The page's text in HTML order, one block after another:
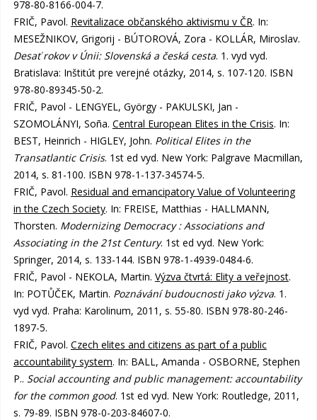
978-80-8166-004-7.
FRIČ, Pavol. Revitalizace občanského aktivismu v ČR. In:
MESEŽNIKOV, Grigorij - BÚTOROVÁ, Zora - KOLLÁR, Miroslav.
Desať rokov v Únii: Slovenská a česká cesta. 1. vyd vyd.
Bratislava: Inštitút pre verejné otázky, 2014, s. 107-120. ISBN
978-80-89345-50-2.
FRIČ, Pavol - LENGYEL, György - PAKULSKI, Jan -
SZOMOLÁNYI, Soña. Central European Elites in the Crisis. In:
BEST, Heinrich - HIGLEY, John. Political Elites in the
Transatlantic Crisis. 1st ed vyd. New York: Palgrave Macmillan,
2014, s. 81-100. ISBN 978-1-137-34574-5.
FRIČ, Pavol. Residual and emancipatory Value of Volunteering
in the Czech Society. In: FREISE, Matthias - HALLMANN,
Thorsten. Modernizing Democracy : Associations and
Associating in the 21st Century. 1st ed vyd. New York:
Springer, 2014, s. 133-144. ISBN 978-1-4939-0484-6.
FRIČ, Pavol - NEKOLA, Martin. Výzva čtvrtá: Elity a veřejnost.
In: POTŮČEK, Martin. Poznávání budoucnosti jako výzva. 1.
vyd vyd. Praha: Karolinum, 2011, s. 55-80. ISBN 978-80-246-
1897-5.
FRIČ, Pavol. Czech elites and citizens as part of a public
accountability system. In: BALL, Amanda - OSBORNE, Stephen
P.. Social accounting and public management: accountability
for the common good. 1st ed vyd. New York: Routledge, 2011,
s. 79-89. ISBN 978-0-203-84607-0.